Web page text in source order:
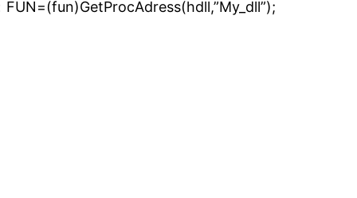
FUN=(fun)GetProcAdress(hdll,”My_dll”);